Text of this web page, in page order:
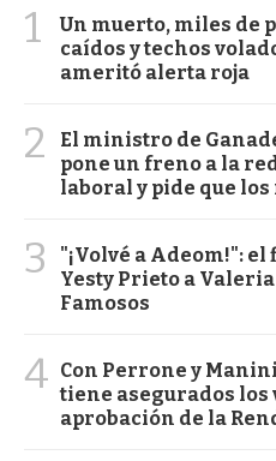
1
Un muerto, miles de
caídos y techos
ameritó alerta roja
2
El ministro de
pone un freno a la
laboral y pide que los
3
"¡Volvé a Adeom!":
Yesty Prieto a
Famosos
4 Con Perrone y
tiene asegurados los
aprobación de la